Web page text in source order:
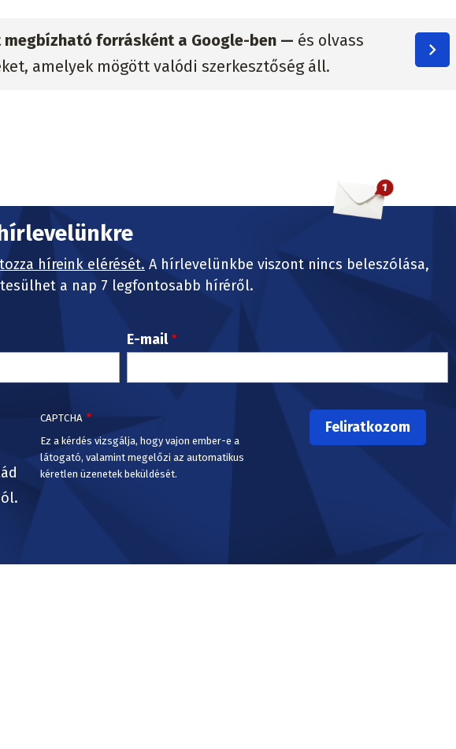
forrásként a Google-ben — és olvass
amelyek mögött valódi szerkesztőség áll.
híreink elérését. A hírlevelünkbe viszont nincs beleszólása,
a nap 7 legfontosabb híréről.
E-mail
CAPTCHA
Ez a kérdés vizsgálja, hogy vajon ember-e a
látogató, valamint megelőzi az automatikus
kéretlen üzenetek beküldését.